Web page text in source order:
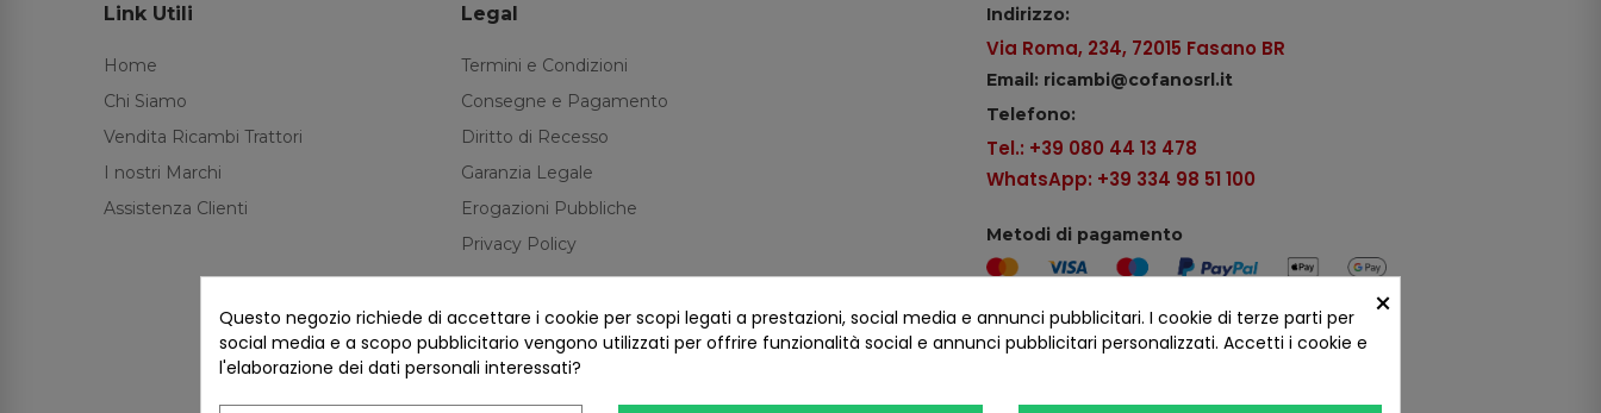
Link Utili
Home
Chi Siamo
Vendita Ricambi Trattori
I nostri Marchi
Assistenza Clienti
Legal
Termini e Condizioni
Consegne e Pagamento
Diritto di Recesso
Garanzia Legale
Erogazioni Pubbliche
Privacy Policy
Indirizzo:
Via Roma, 234, 72015 Fasano BR
Email: ricambi@cofanosrl.it
Telefono:
Tel.: +39 080 44 13 478
WhatsApp: +39 334 98 51 100
Metodi di pagamento
Seguici sui social ×
Questo negozio richiede di accettare i cookie per scopi legati a prestazioni, social media e annunci pubblicitari. I cookie di terze parti per
social media e a scopo pubblicitario vengono utilizzati per offrire funzionalità social e annunci pubblicitari personalizzati. Accetti i cookie e
l'elaborazione dei dati personali interessati?